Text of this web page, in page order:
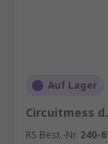
Auf Lager
Circuitmess
RS Best.-Nr. 240-